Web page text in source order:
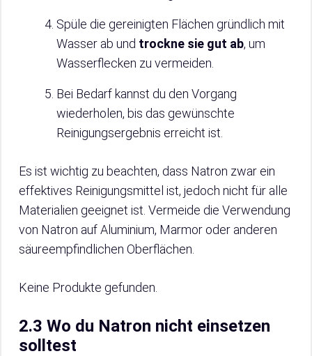
Spüle die gereinigten Flächen gründlich mit
Wasser ab und trockne sie gut ab, um
Wasserflecken zu vermeiden.
Bei Bedarf kannst du den Vorgang
wiederholen, bis das gewünschte
Reinigungsergebnis erreicht ist.
Es ist wichtig zu beachten, dass Natron zwar ein
effektives Reinigungsmittel ist, jedoch nicht für alle
Materialien geeignet ist. Vermeide die Verwendung
von Natron auf Aluminium, Marmor oder anderen
säureempfindlichen Oberflächen.
Keine Produkte gefunden.
2.3 Wo du Natron nicht einsetzen
solltest